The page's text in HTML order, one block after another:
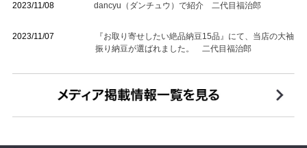
2023/11/08 dancyu（ダンチュウ）で紹介 二代目福治郎
2023/11/07
『お取り寄せしたい絶品納豆15品』にて、当店の大袖
振り納豆が選ばれました。 二代目福治郎